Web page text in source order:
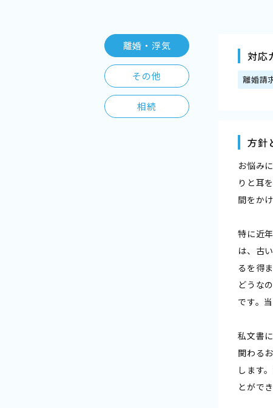
離婚・浮気
その他
相続
対応
離婚請
方針
お悩み
りと耳
間をか
特に近
は、古
るを得
どうな
です。
私文書
関わる
します
とがで